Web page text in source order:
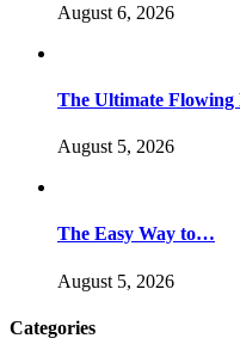
August 6, 2026
The Ultimate
August 5, 2026
The Easy Way to…
August 5, 2026
Categories